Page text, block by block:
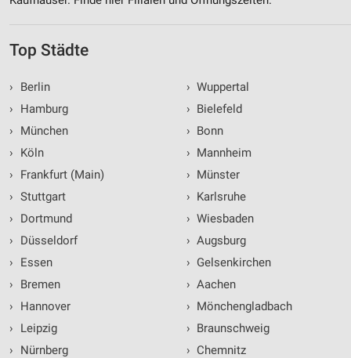
Top Städte
›
Berlin
›
Hamburg
›
München
›
Köln
›
Frankfurt (Main)
› Stuttgart
›
Dortmund
›
Düsseldorf
›
Essen
›
Bremen
›
Hannover
›
Leipzig
›
Nürnberg
› Wuppertal
› Bielefeld
› Bonn
› Mannheim
› Münster
› Karlsruhe
› Wiesbaden
› Augsburg
› Gelsenkirchen
› Aachen
› Mönchengladbach
› Braunschweig
› Chemnitz